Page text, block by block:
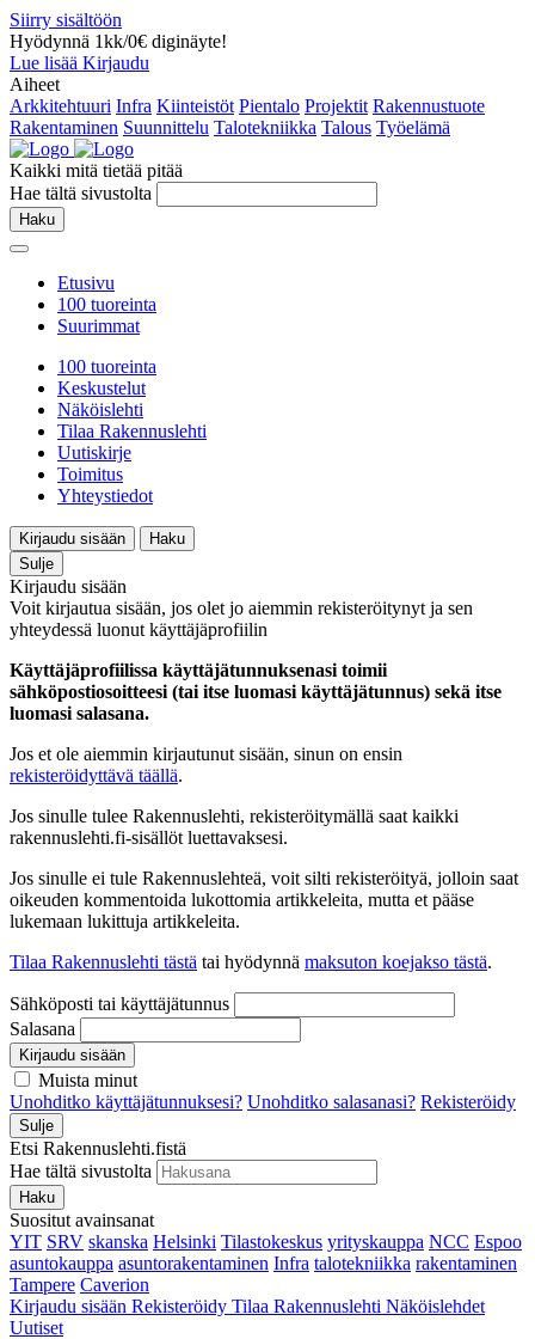
Siirry sisältöön
Hyödynnä 1kk/0€ diginäyte!
Lue lisää Kirjaudu
Aiheet
Arkkitehtuuri Infra Kiinteistöt Pientalo Projektit Rakennustuote
Rakentaminen Suunnittelu Talotekniikka Talous Työelämä
Kaikki mitä tietää pitää
Hae tältä sivustolta
Haku
Etusivu
100 tuoreinta
Suurimmat
100 tuoreinta
Keskustelut
Näköislehti
Tilaa Rakennuslehti
Uutiskirje
Toimitus
Yhteystiedot
Kirjaudu sisään
Haku
Sulje
Kirjaudu sisään
Voit kirjautua sisään, jos olet jo aiemmin rekisteröitynyt ja sen
yhteydessä luonut käyttäjäprofiilin
Käyttäjäprofiilissa käyttäjätunnuksenasi toimii
sähköpostiosoitteesi (tai itse luomasi käyttäjätunnus) sekä itse
luomasi salasana.
Jos et ole aiemmin kirjautunut sisään, sinun on ensin
rekisteröidyttävä täällä.
Jos sinulle tulee Rakennuslehti, rekisteröitymällä saat kaikki
rakennuslehti.fi-sisällöt luettavaksesi.
Jos sinulle ei tule Rakennuslehteä, voit silti rekisteröityä, jolloin saat
oikeuden kommentoida lukottomia artikkeleita, mutta et pääse
lukemaan lukittuja artikkeleita.
Tilaa Rakennuslehti tästä tai hyödynnä maksuton koejakso tästä.
Sähköposti tai käyttäjätunnus
Salasana
Kirjaudu sisään
Muista minut
Unohditko käyttäjätunnuksesi? Unohditko salasanasi? Rekisteröidy
Sulje
Etsi Rakennuslehti.fistä
Hae tältä sivustolta
Haku
Suositut avainsanat
YIT SRV skanska Helsinki Tilastokeskus yrityskauppa NCC Espoo
asuntokauppa asuntorakentaminen Infra talotekniikka rakentaminen
Tampere Caverion
Kirjaudu sisään Rekisteröidy Tilaa Rakennuslehti Näköislehdet
Uutiset